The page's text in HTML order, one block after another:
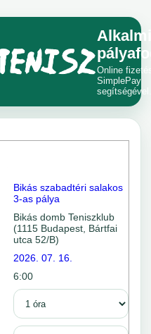
Alkalmi
Online
SimplePay
segítségével.
Bikás szabadtéri salakos
3-as pálya
Bikás domb Teniszklub
(1115 Budapest, Bártfai
utca 52/B)
2026. 07. 16.
6:00